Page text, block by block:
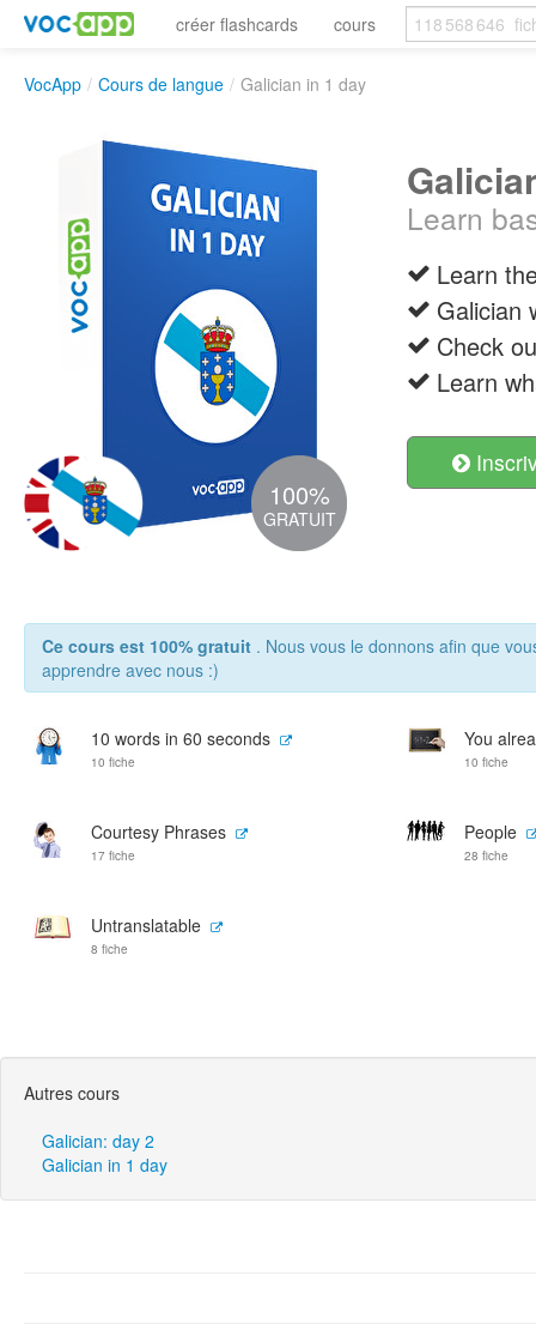
créer flashcards cours
VocApp / Cours de langue / Galician in 1 day
100%
GRATUIT
Learn
Learn
Galician
Check
Learn
Ce cours est 100% gratuit . Nous vous le donnons afin que
apprendre avec nous :)
10 words in 60 seconds
10 fiche
You
10 fiche
Courtesy Phrases
17 fiche
People
28 fiche
Untranslatable
8 fiche
Autres cours
Galician: day 2
Galician in 1 day